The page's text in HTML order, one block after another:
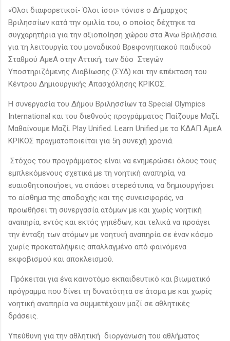
«Όλοι διαφορετικοί- Όλοι ίσοι» τόνισε ο Δήμαρχος
Βριλησσίων κατά την ομιλία του, ο οποίος δέχτηκε τα
συγχαρητήρια για την αξιοποίηση χώρου στα Άνω Βριλήσσια
για τη λειτουργία του μοναδικού Βρεφονηπιακού παιδικού
Σταθμού ΑμεΑ στην Αττική, των δύο Στεγών
Υποστηριζόμενης Διαβίωσης (ΣΥΔ) και την επέκταση του
Κέντρου Δημιουργικής Απασχόλησης ΚΡΙΚΟΣ.
Η συνεργασία του Δήμου Βριλησσίων τα Special Olympics
International και του διεθνούς προγράμματος Παίζουμε Μαζί.
Μαθαίνουμε Μαζί. Play Unified. Learn Unified με το ΚΔΑΠ ΑμεΑ
ΚΡΙΚΟΣ πραγματοποιείται για 5η συνεχή χρονιά.
Στόχος του προγράμματος είναι να ενημερώσει όλους τους
εμπλεκόμενους σχετικά με τη νοητική αναπηρία, να
ευαισθητοποιήσει, να σπάσει στερεότυπα, να δημιουργήσει
το αίσθημα της αποδοχής και της συνεισφοράς, να
προωθήσει τη συνεργασία ατόμων με και χωρίς νοητική
αναπηρία, εντός και εκτός γηπέδων, και τελικά να προάγει
την ένταξη των ατόμων με νοητική αναπηρία σε έναν κόσμο
χωρίς προκαταλήψεις απαλλαγμένο από φαινόμενα
εκφοβισμού και αποκλεισμού.
Πρόκειται για ένα καινοτόμο εκπαιδευτικό και βιωματικό
πρόγραμμα που δίνει τη δυνατότητα σε άτομα µε και χωρίς
νοητική αναπηρία να συμμετέχουν μαζί σε αθλητικές
δράσεις.
Υπεύθυνη για την αθλητική διοργάνωση του αθλήματος